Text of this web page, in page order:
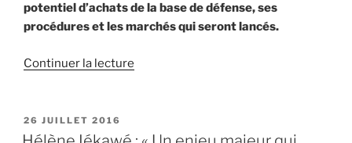
potentiel d’achats de la base de défense, ses
procédures et les marchés qui seront lancés.
Continuer la lecture
d’achat
PUBLIÉ
LE
26 JUILLET 2016